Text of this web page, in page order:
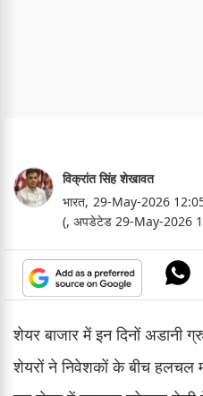
विक्रांत सिंह शेखावत
भारत, 29-May-2026
(, अपडेटेड 29-May-2026
शेयर बाजार में इन दिनों अडानी
शेयरों ने निवेशकों के बीच हलचल